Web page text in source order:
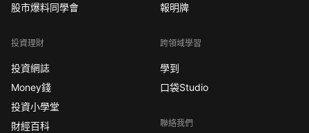
股市爆料同學會
投資理財
投資網誌
Money錢
投資小學堂
財經百科
報明牌
跨領域學習
學到
口袋Studio
聯絡我們